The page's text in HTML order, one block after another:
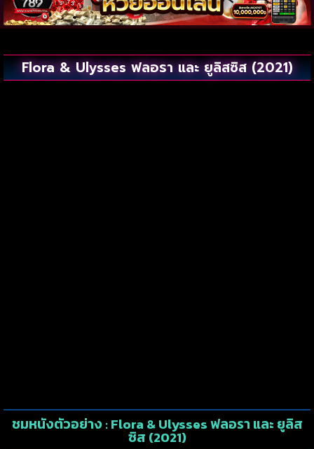
Flora & Ulysses ฟลอรา และ ยูลิสซิส (2021)
ชมหนังตัวอย่าง : Flora & Ulysses ฟลอรา และ ยูลิส
ซิส (2021)